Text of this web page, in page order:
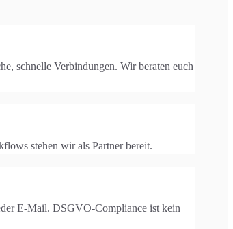
schnelle Verbindungen. Wir beraten euch
stehen wir als Partner bereit.
E-Mail. DSGVO-Compliance ist kein